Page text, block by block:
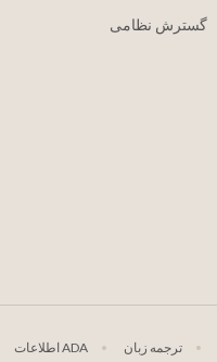
گسترش نظامی
اطلاعات ADA ترجمه زبان